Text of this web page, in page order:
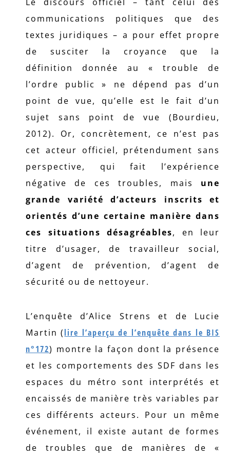
communications politiques que des
textes juridiques – a pour effet propre
de susciter la croyance que la
définition donnée au « trouble de
l’ordre public » ne dépend pas d’un
point de vue, qu’elle est le fait d’un
sujet sans point de vue (Bourdieu,
2012). Or, concrètement, ce n’est pas
cet acteur officiel, prétendument sans
perspective, qui fait l’expérience
négative de ces troubles, mais une
grande variété d’acteurs inscrits et
orientés d’une certaine manière dans
ces situations désagréables, en leur
titre d’usager, de travailleur social,
d’agent de prévention, d’agent de
sécurité ou de nettoyeur.
L’enquête d’Alice Strens et de Lucie
Martin (lire l’aperçu de l’enquête dans le BIS
n°172) montre la façon dont la présence
et les comportements des SDF dans les
espaces du métro sont interprétés et
encaissés de manière très variables par
ces différents acteurs. Pour un même
événement, il existe autant de formes
de troubles que de manières de «